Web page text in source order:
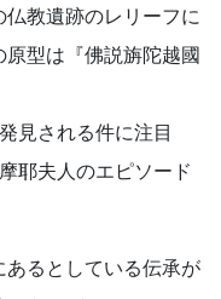
教遺跡のレリーフに
型は『佛説旃陀越國
見される件に注目
耶夫人のエピソード
るとしている伝承が